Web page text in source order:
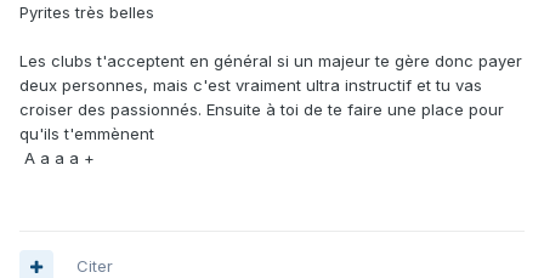
Pyrites très belles
Les clubs t'acceptent en général si un majeur te gère donc payer
deux personnes, mais c'est vraiment ultra instructif et tu vas
croiser des passionnés. Ensuite à toi de te faire une place pour
qu'ils t'emmènent
A a a a +
Citer